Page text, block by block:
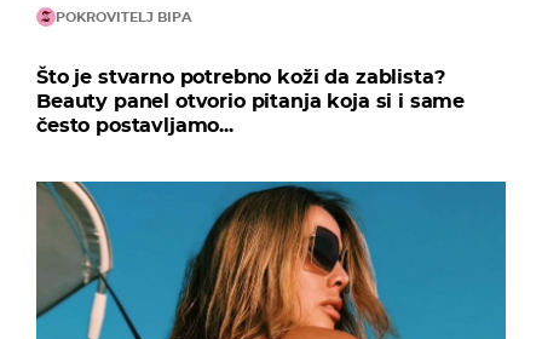
POKROVITELJ BIPA
Što je stvarno potrebno koži da zablista?
Beauty panel otvorio pitanja koja si i same
često postavljamo...